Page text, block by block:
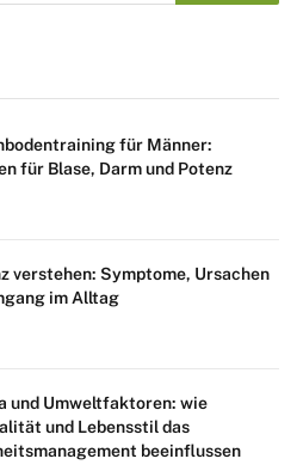
für Männer:
für Blase, Darm und Potenz
verstehen: Symptome, Ursachen
im Alltag
und Umweltfaktoren: wie
und Lebensstil das
beeinflussen